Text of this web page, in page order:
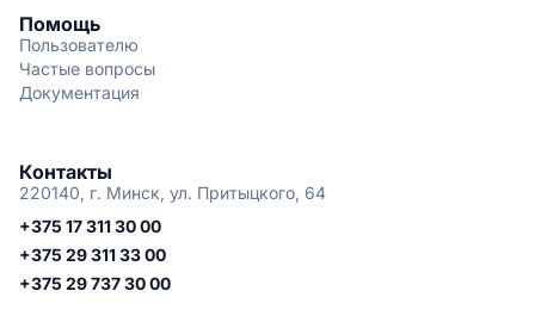
Помощь
Пользователю
Частые вопросы
Документация
Контакты
220140, г. Минск, ул. Притыцкого, 64
+375 17 311 30 00
+375 29 311 33 00
+375 29 737 30 00